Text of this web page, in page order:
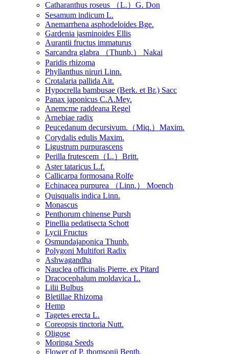
Catharanthus roseus （L.）G. Don
Sesamum indicum L.
Anemarrhena asphodeloides Bge.
Gardenia jasminoides Ellis
Aurantii fructus immaturus
Sarcandra glabra （Thunb.） Nakai
Paridis rhizoma
Phyllanthus niruri Linn.
Crotalaria pallida Ait.
Hypocrella bambusae (Berk. et Br.) Sacc
Panax japonicus C.A.Mey.
Anemcme raddeana Regel
Arnebiae radix
Peucedanum decursivum.（Miq.）Maxim.
Corydalis edulis Maxim.
Ligustrum purpurascens
Perilla frutescem（L.）Britt.
Aster tataricus L.f.
Callicarpa formosana Rolfe
Echinacea purpurea （Linn.） Moench
Quisqualis indica Linn.
Monascus
Penthorum chinense Pursh
Pinellia pedatisecta Schott
Lycii Fructus
Osmundajaponica Thunb.
Polygoni Multifori Radix
Ashwagandha
Nauclea officinalis Pierre. ex Pitard
Dracocephalum moldavica L.
Lilii Bulbus
Bletillae Rhizoma
Hemp
Tagetes erecta L.
Coreopsis tinctoria Nutt.
Oligose
Moringa Seeds
Flower of P. thomsonii Benth.